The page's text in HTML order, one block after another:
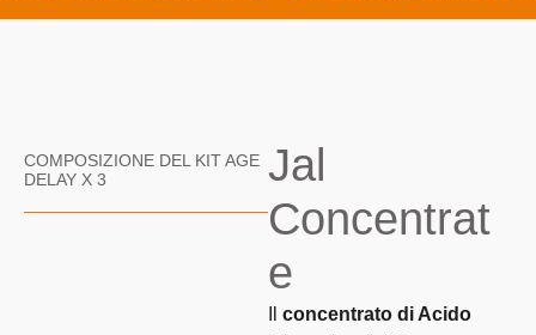
COMPOSIZIONE DEL KITAGE
DELAY X 3
Jal
Concentrat
e
concentrato di Acido